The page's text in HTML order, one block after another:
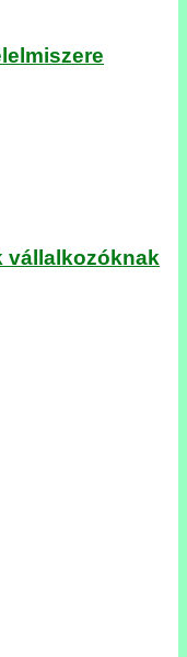
vállalkozóknak